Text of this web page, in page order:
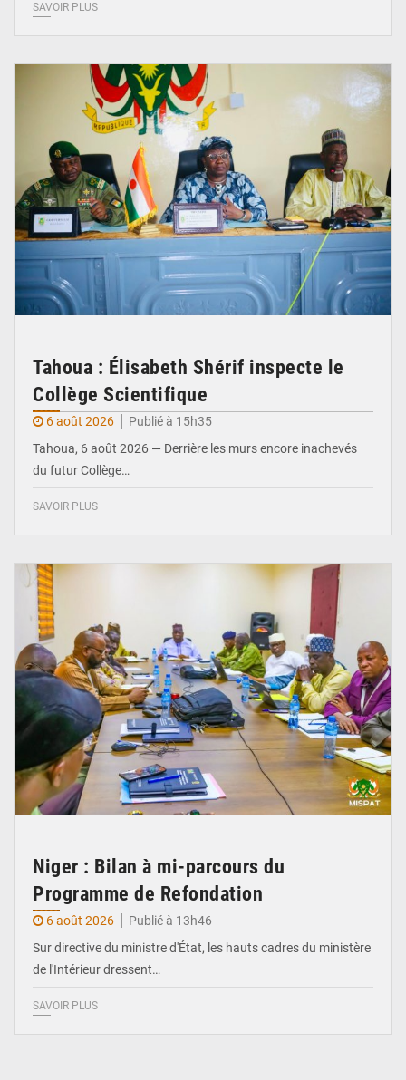
SAVOIR PLUS
Tahoua : Élisabeth Shérif inspecte le
Collège Scientifique
6 août 2026
Publié à 15h35
Tahoua, 6 août 2026 — Derrière les murs encore inachevés
du futur Collège…
SAVOIR PLUS
Niger : Bilan à mi-parcours du
Programme de Refondation
6 août 2026
Publié à 13h46
Sur directive du ministre d'État, les hauts cadres du ministère
de l'Intérieur dressent…
SAVOIR PLUS